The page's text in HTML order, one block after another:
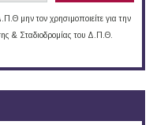
μην τον χρησιμοποιείτε για την
& Σταδιοδρομίας του Δ.Π.Θ.